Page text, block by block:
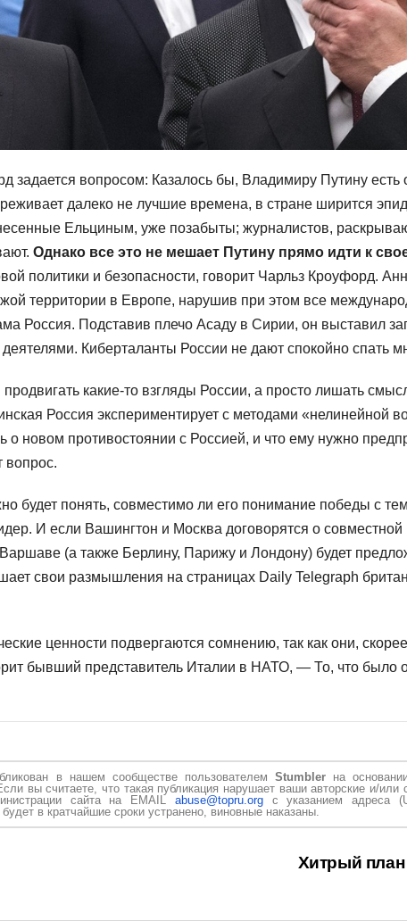
задается вопросом: Казалось бы, Владимиру Путину есть
далеко не лучшие времена, в стране ширится
Ельциным, уже позабыты; журналистов,
Однако все это не мешает Путину прямо идти к
политики и безопасности, говорит Чарльз Кроуфорд.
территории в Европе, нарушив при этом все
Россия. Подставив плечо Асаду в Сирии, он выставил
Киберталанты России не дают спокойно спать
какие-то взгляды России, а просто лишать
Россия экспериментирует с методами «нелинейной
о новом противостоянии с Россией, и что ему нужно
вопрос.
будет понять, совместимо ли его понимание победы с
И если Вашингтон и Москва договорятся о совместной
(а также Берлину, Парижу и Лондону) будет
свои размышления на страницах Daily Telegraph
ценности подвергаются сомнению, так как они,
бывший представитель Италии в НАТО, — То, что было
в нашем сообществе пользователемStumbler на
вы считаете, что такая публикация нарушает ваши авторские и/или
сайта на EMAIL abuse@topru.orgс указанием адреса
в кратчайшие сроки устранено, виновные наказаны.
Хитрый